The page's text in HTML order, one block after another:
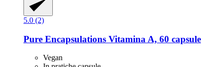
5.0 (2)
Pure Encapsulations Vitamina A, 60 capsule
Vegan